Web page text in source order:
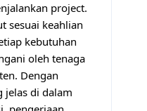
project.
sesuai keahlian
kebutuhan
oleh tenaga
Dengan
jelas di dalam